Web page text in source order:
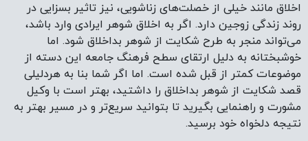
اخلاق مانند خیلی از خصلت‌های زناشویی، نیز تاثیر بسزایی در
روند زندگی زوجین دارد. اگر به اخلاق شوهر ایرادی وارد باشد،
می‌تواند منجر به طرح شکایت از شوهر بداخلاق شود. اما
خوشبختانه به دلیل ارتقای سطح فرهنگ جامعه این دسته از
موضوعات کمتر از قبل شده است. اما اگر شما بنا به هردلیلی
قصد شکایت از شوهر بداخلاق را داشتید، بهتر است با وکیل
مشورت و راهنمایی بگیرید تا بتوانید سریع‌تر و در مسیر بهتر به
نتیجه دلخواه خود برسید.